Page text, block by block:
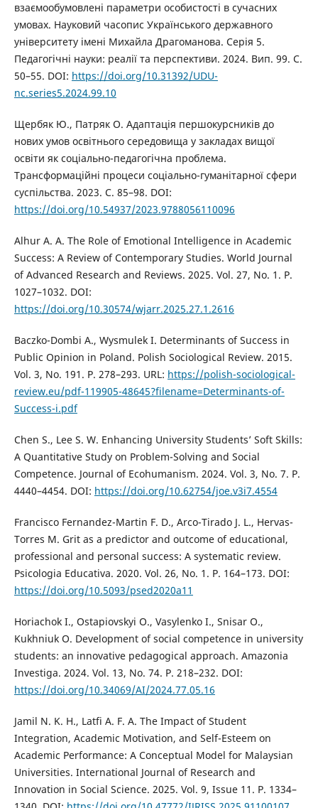
взаємообумовлені параметри особистості в сучасних
умовах. Науковий часопис Українського державного
університету імені Михайла Драгоманова. Серія 5.
Педагогічні науки: реалії та перспективи. 2024. Вип. 99. С.
50–55. DOI: https://doi.org/10.31392/UDU-
nc.series5.2024.99.10
Щербяк Ю., Патряк О. Адаптація першокурсників до
нових умов освітнього середовища у закладах вищої
освіти як соціально-педагогічна проблема.
Трансформаційні процеси соціально-гуманітарної сфери
суспільства. 2023. С. 85–98. DOI:
https://doi.org/10.54937/2023.9788056110096
Alhur A. A. The Role of Emotional Intelligence in Academic
Success: A Review of Contemporary Studies. World Journal
of Advanced Research and Reviews. 2025. Vol. 27, No. 1. P.
1027–1032. DOI:
https://doi.org/10.30574/wjarr.2025.27.1.2616
Baczko-Dombi A., Wysmulek I. Determinants of Success in
Public Opinion in Poland. Polish Sociological Review. 2015.
Vol. 3, No. 191. P. 278–293. URL: https://polish-sociological-
review.eu/pdf-119905-48645?filename=Determinants-of-
Success-i.pdf
Chen S., Lee S. W. Enhancing University Students’ Soft Skills:
A Quantitative Study on Problem-Solving and Social
Competence. Journal of Ecohumanism. 2024. Vol. 3, No. 7. P.
4440–4454. DOI: https://doi.org/10.62754/joe.v3i7.4554
Francisco Fernandez-Martin F. D., Arco-Tirado J. L., Hervas-
Torres M. Grit as a predictor and outcome of educational,
professional and personal success: A systematic review.
Psicologia Educativa. 2020. Vol. 26, No. 1. P. 164–173. DOI:
https://doi.org/10.5093/psed2020a11
Horiachok I., Ostapiovskyi O., Vasylenko I., Snisar O.,
Kukhniuk O. Development of social competence in university
students: an innovative pedagogical approach. Amazonia
Investiga. 2024. Vol. 13, No. 74. P. 218–232. DOI:
https://doi.org/10.34069/AI/2024.77.05.16
Jamil N. K. H., Latfi A. F. A. The Impact of Student
Integration, Academic Motivation, and Self-Esteem on
Academic Performance: A Conceptual Model for Malaysian
Universities. International Journal of Research and
Innovation in Social Science. 2025. Vol. 9, Issue 11. P. 1334–